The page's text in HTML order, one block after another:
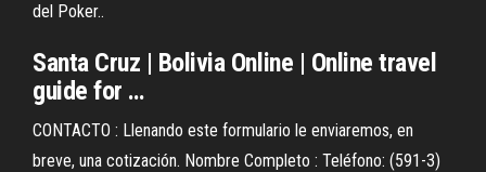
del Poker..
Santa Cruz | BoliviaOnline | Online travel
guide for …
CONTACTO : Llenando este formulario le enviaremos, en
breve, una cotización. Nombre Completo : Teléfono: (591-3)